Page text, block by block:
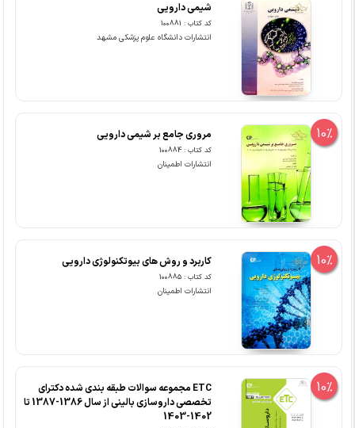
شیمی دارویی
کد کتاب : 100881
انتشارات دانشگاه علوم پزشکی مشهد
10% مروری جامع بر شیمی دارویی
کد کتاب : 100884
انتشارات اطمینان
10% کاربرد و روش های بیوتکنولوژی دارویی
کد کتاب : 100885
انتشارات اطمینان
10%
ETC مجموعه سوالات طبقه بندی شده دکترای
تخصصی داروسازی بالینی از سال 1386-1387 تا
1402-1403